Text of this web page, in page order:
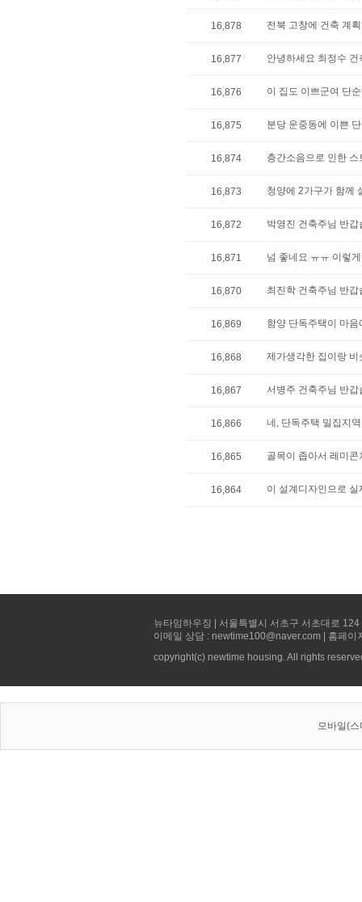
16,878 전북 고창에 건축 계
16,877 안녕하세요 최정수
16,876 이 집도 이쁘군여 단
16,875 분당 운중동에 이쁜
16,874 층간소음으로 인한
16,873 청양에 2가구가 함께
16,872 박영진 건축주님 반
16,871 넘 좋네요 ㅠㅠ 이렇
16,870 최진학 건축주님 반
16,869 함양 단독주택이 마
16,868 제가생각한 집이랑
16,867 서병주 건축주님 반
16,866 네, 단독주택 밀집지
16,865 골목이 좁아서 레미
16,864 이 설계디자인으로
뉴타임하우징 | 서울특별시 서초구 서초대로
이메일 상담 : newtime100@naver.com | 홈페
copyright(c) newtime housing. All rights
모바일(